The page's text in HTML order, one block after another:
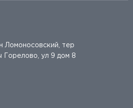
Ломоносовский, тер
Горелово, ул 9 дом 8